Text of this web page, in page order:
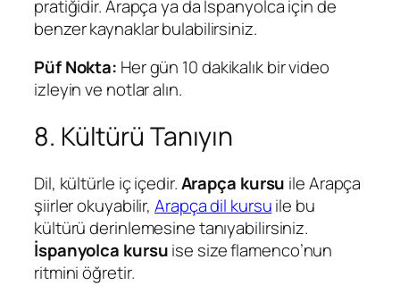
pratiğidir. Arapça ya da İspanyolca için de
benzer kaynaklar bulabilirsiniz.
Püf Nokta: Her gün 10 dakikalık bir video
izleyin ve notlar alın.
8. Kültürü Tanıyın
Dil, kültürle iç içedir.Arapça kursu ile Arapça
şiirler okuyabilir, Arapça dil kursuile bu
kültürü derinlemesine tanıyabilirsiniz.
İspanyolca kursuise size flamenco’nun
ritmini öğretir.